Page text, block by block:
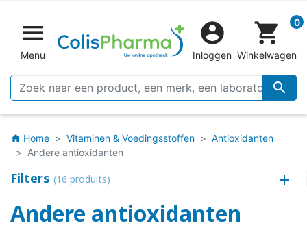

Menu


Inloggen
shopping_cart 0
Winkelwagen
home Home Vitaminen & Voedingsstoffen
Antioxidanten
Andere antioxidanten
Filters (16 produits)
Andere antioxidanten